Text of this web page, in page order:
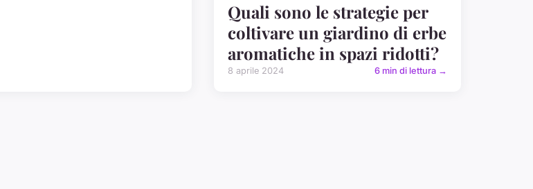
Quali sono le strategie per
coltivare un giardino di erbe
aromatiche in spazi ridotti?
8 aprile 2024 6 min di lettura →